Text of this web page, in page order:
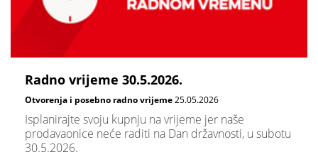
Radno vrijeme 30.5.2026.
Otvorenja i posebno radno vrijeme25.05.2026
Isplanirajte svoju kupnju na vrijeme jer naše
prodavaonice neće raditi na Dan državnosti, u subotu
30.5.2026.